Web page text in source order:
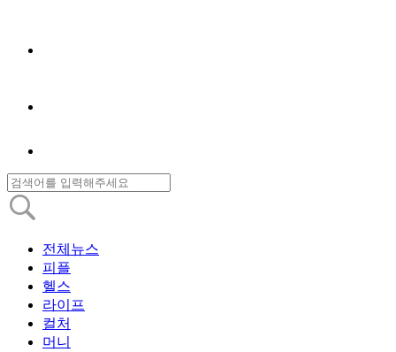
전체뉴스
피플
헬스
라이프
컬처
머니